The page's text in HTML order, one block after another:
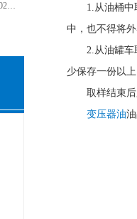
1.从油桶
中，也不得将
2.从油罐
少保存一份以
取样结束
变压器油
2023年7月28日，“2023第九届中国国际电力变压器市场及技术发展高峰论坛暨2023第一届采配会”在江苏常州顺利举行。安徽凯奥新能源股份有限公司荣获2023年度电力变压器“金球奖”优质供应商！“金球奖”荣誉的获得，是电力变压器行业和客户对凯奥变压器油的认可，彰显了电力客户对于凯奥能源的满意度和正向口碑。